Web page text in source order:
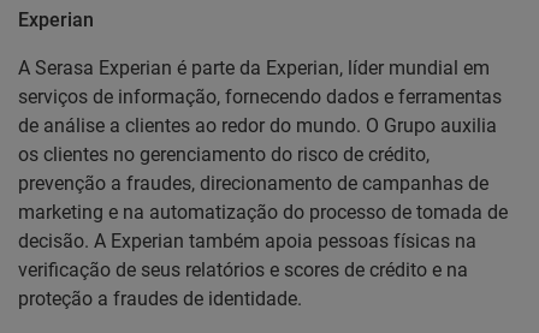
Experian
A Serasa Experian é parte da Experian, líder mundial em
serviços de informação, fornecendo dados e ferramentas
de análise a clientes ao redor do mundo. O Grupo auxilia
os clientes no gerenciamento do risco de crédito,
prevenção a fraudes, direcionamento de campanhas de
marketing e na automatização do processo de tomada de
decisão. A Experian também apoia pessoas físicas na
verificação de seus relatórios e scores de crédito e na
proteção a fraudes de identidade.